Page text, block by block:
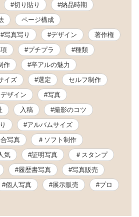
#切り貼り
#納品時期
ページ構成
#写真写り #デザイン
著作権
#プチプラ
#種類
作
#卒アルの魅力
イズ #選定
セルフ制作
ザイン
#写真
入稿
#撮影のコツ
#アルバムサイズ
写真
＃ソフト制作
気 #証明写真
＃スタンプ
#履歴書写真
#写真販売
#個人写真 #展示販売
#プロ